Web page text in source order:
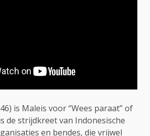
is Maleis voor “Wees paraat” of
de strijdkreet van Indonesische
en bendes, die vrijwel